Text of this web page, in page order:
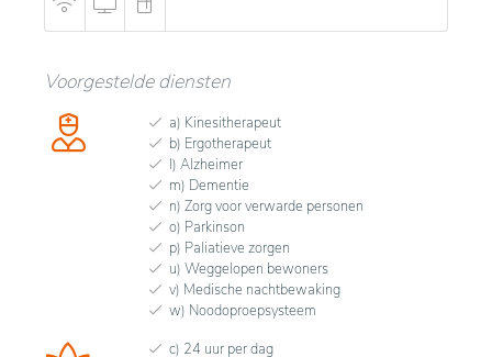
Voorgestelde diensten
a) Kinesitherapeut
b) Ergotherapeut
l) Alzheimer
m) Dementie
n) Zorg voor verwarde personen
o) Parkinson
p) Paliatieve zorgen
u) Weggelopen bewoners
v) Medische nachtbewaking
w) Noodoproepsysteem
c) 24 uur per dag